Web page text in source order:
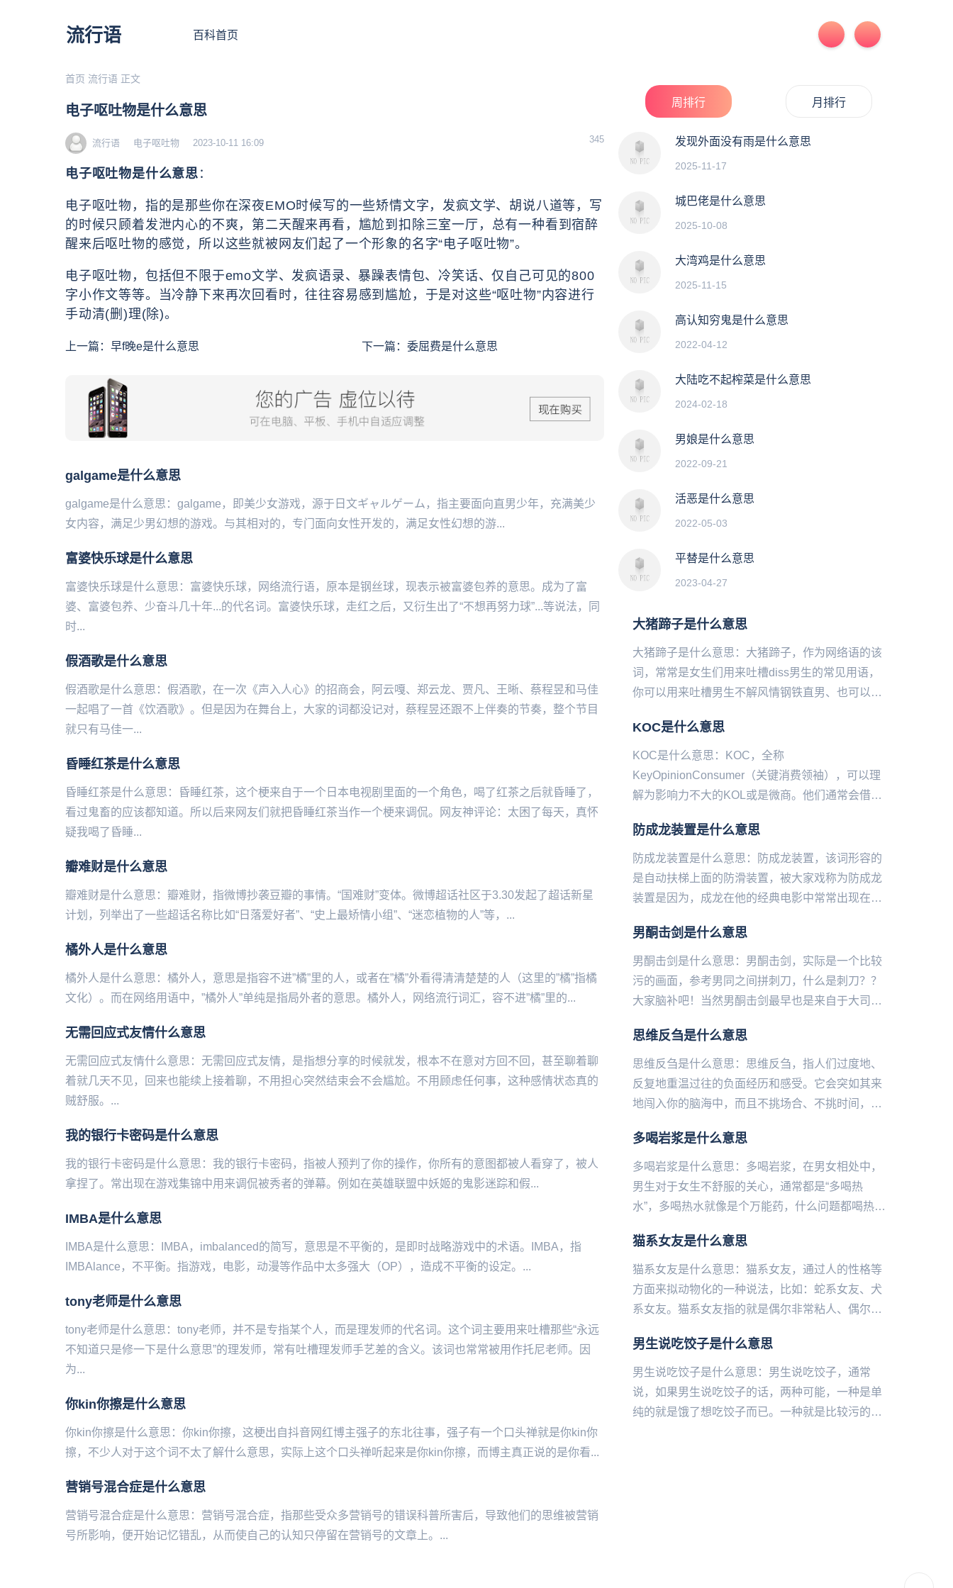
流行语 百科首页
首页 流行语 正文
电子呕吐物是什么意思
流行语 电子呕吐物 2023-10-11 16:09 345
电子呕吐物是什么意思 ：
电子呕吐物，指的是那些你在深夜EMO时候写的一些矫情文字，发疯文学、胡说八道等，写
的时候只顾着发泄内心的不爽，第二天醒来再看，尴尬到扣除三室一厅，总有一种看到宿醉
醒来后呕吐物的感觉，所以这些就被网友们起了一个形象的名字“电子呕吐物”。
电子呕吐物，包括但不限于emo文学、发疯语录、暴躁表情包、冷笑话、仅自己可见的800
字小作文等等。当冷静下来再次回看时，往往容易感到尴尬，于是对这些“呕吐物”内容进行
手动清(删)理(除)。
上一篇： 早f晚e是什么意思 下一篇： 委屈费是什么意思
galgame是什么意思
galgame是什么意思：galgame，即‌‌‌‌‌‌‌‌‌美少女游戏，源于日文ギャルゲーム，指主要面向直男少年，充满美少
女内容，满足少男幻想的游戏。与其相对的，专门面向女性开发的，满足女性幻想的游...
富婆快乐球是什么意思
富婆快乐球是什么意思：富婆快乐球，网络流行语，原本是钢丝球，现表示被富婆包养的意思。成为了富
婆、富婆包养、少奋斗几十年...的代名词。富婆快乐球，走红之后，又衍生出了“不想再努力球”...等说法，同
时...
假酒歌是什么意思
假酒歌是什么意思：假酒歌，在一次《声入人心》的招商会，阿云嘎、郑云龙、贾凡、王晰、蔡程昱和马佳
一起唱了一首《饮酒歌》。但是因为在舞台上，大家的词都没记对，蔡程昱还跟不上伴奏的节奏，整个节目
就只有马佳一...
昏睡红茶是什么意思
昏睡红茶是什么意思：昏睡红茶，这个梗来自于一个日本电视剧里面的一个角色，喝了红茶之后就昏睡了，
看过鬼畜的应该都知道。所以后来网友们就把昏睡红茶当作一个梗来调侃。网友神评论：太困了每天，真怀
疑我喝了昏睡...
瓣难财是什么意思
瓣难财是什么意思：瓣难财，指微‌‌‌‌‌‌‌博抄袭豆瓣的事情。“国难财”变体。微博超话社区于3.30发起了超话新星
计划，列举出了一些超话名称比如“日落爱好者”、“史上最矫情小组”、“迷恋植物的人”等，...
橘外人是什么意思
橘外人是什么意思：橘外人，意思是指容‌不进”橘”里的人，或者在”橘”外看得清清楚楚的人（这里的”橘”指橘
文化）。而在网络用语中，”橘外人”单纯是指局外者的意思。橘外人，网络流行词汇，容‌不进”橘”里的...
​无需回应式友情什么意思
无需回应式友情什么意思：无需回应式友情，是指想分享的时候就发，根本不在意对方回不回，甚至聊着聊
着就几天不见，回来也能续上接着聊，不用担心突然结束会不会尴尬。不用顾虑任何事，这种感情状态真的
贼舒服。...
我的银行卡密码是什么意思
我的银行卡密码是什么意思：我的银行卡密码，指被人预判了你的操作，你所有的意图都被人看穿了，被人
拿捏了。常出现在游戏集锦中用来调侃被秀者的弹幕。例如在英雄联盟‌‌‌‌‌‌‌‌‌‌‌‌中妖姬的鬼影迷踪和假...
IMBA是什么意思
IMBA是什么意思：IMBA，imbalanced的简写，意思是不平衡的，是即时战略游戏中的术语。IMBA，指
IMBAlance，不平衡。指游戏，电影，动漫等作品中太多强大（OP），造成不平衡的设定。...
tony老师是什么意思
tony老师是什么意思：tony老师，并不是专指某个人，而是理发师的代名词。这个词主要用来吐槽那些“永远
不知道只是修一下是什么意思”的理发师，常有吐槽理发师手艺差的含义。该词也常常被用作托尼老师。因
为...
你kin你擦是什么意思
你kin你擦是什么意思：你kin你擦，这梗出自抖音网红博主强子的东北往事，强子有一个口头禅就是你kin你
擦，不少人对于这个词不太了解什么意思，实际上这个口头禅听起来是你kin你擦，而博主真正说的是你看...
营销号混合症是什么意思
营销号混合症是什么意思：营销号混合症，指那些受众多营销号的错误科普所害后，导致他们的思维被营销
号所影响，便开始记忆错乱，从而使自己的认知只停留在营销号的文章上。...
周排行 月排行
发现外面没有雨是什么意思
2025-11-17
城巴佬是什么意思
2025-10-08
大湾鸡是什么意思
2025-11-15
高认知穷鬼是什么意思
2022-04-12
大陆吃不起榨菜是什么意思
2024-02-18
男娘是什么意思
2022-09-21
活恶是什么意思
2022-05-03
平替是什么意思
2023-04-27
大猪蹄子是什么意思
大猪蹄子是什么意思：大猪蹄子，作为网络语的该
词，常常是女生们用来吐槽diss男生的常见用语，
你可以用来吐槽男生不解风情钢铁直男、也可以用
小甜甜了，现在叫人家...
KOC是什么意思
KOC是什么意思：KOC，全称
KeyOpinionConsumer（关键消费领袖），可以理
解为影响力不大的KOL或是微商。他们通常会借助
丝量少2.广...
防成龙装置是什么意思
防成龙装置是什么意思：防成龙装置，该词形容的
是自动扶梯上面的防滑装置，被大家戏称为防成龙
装置是因为，成龙在他的经典电影中常常出现在自
入人心。所以看到这个装置...
男酮击剑是什么意思
男酮击剑是什么意思：男酮击剑，实际是一个比较
污的画面，参考男同之间拼刺刀，什么是刺刀？？
大家脑补吧！当然男酮击剑最早也是来自于大司马
事。男酮，即男同，也就是...
思维反刍是什么意思
思维反刍是什么意思：思维反刍，指人们过度地、
反复地重温过往的负面经历和感受。它会突如其来
地闯入你的脑海中，而且不挑场合、不挑时间，你
个很重要的场合说了一句...
​多喝岩浆是什么意思
多喝岩浆是什么意思：多喝岩浆，在男女相处中，
男生对于女生不舒服的关心，通常都是“多喝热
水”，多喝热水就像是个万能药，什么问题都喝热
热水”的一种方式。讽刺那...
猫系女友是什么意思
猫系女友是什么意思：猫系女友，通过人‌‌‌‌‌‌‌‌‌‌‌‌的性格等
方面来拟动物化的一种说法，比如：蛇系女友、犬
系女友。猫系女友指的就是偶尔非常粘人、偶尔非
人...
男生说吃饺子是什么意思
男生说吃饺子是什么意思：男生说吃饺子，通常
说，如果男生说吃饺子的话，两种可能，一种是单
纯的就是饿了想吃饺子而已。一种就是比较污的意